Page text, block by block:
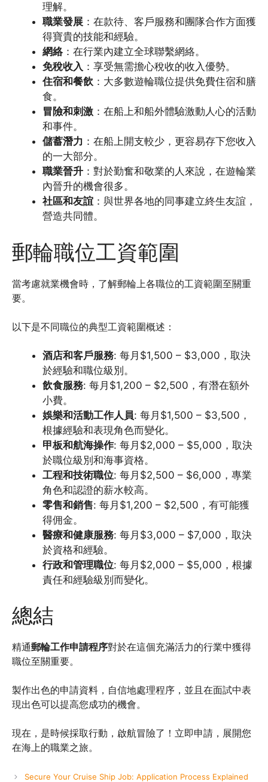
理解。
職業發展 ：在款待、客戶服務和團隊合作方面獲
得寶貴的技能和經驗。
網絡：在行業內建立全球聯繫網絡。
免稅收入 ：享受無需擔心稅收的收入優勢。
住宿和餐飲 ：大多數遊輪職位提供免費住宿和膳
食。
冒險和刺激 ：在船上和船外體驗激動人心的活動
和事件。
儲蓄潛力 ：在船上開支較少，更容易存下您收入
的一大部分。
職業晉升 ：對於勤奮和敬業的人來說，在遊輪業
內晉升的機會很多。
社區和友誼 ：與世界各地的同事建立終生友誼，
營造共同體。
郵輪職位工資範圍
當考慮就業機會時，了解郵輪上各職位的工資範圍至關重
要。
以下是不同職位的典型工資範圍概述：
酒店和客戶服務: 每月$1,500 – $3,000，取決
於經驗和職位級別。
飲食服務: 每月$1,200 – $2,500，有潛在額外
小費。
娛樂和活動工作人員: 每月$1,500 – $3,500，
根據經驗和表現角色而變化。
甲板和航海操作: 每月$2,000 – $5,000，取決
於職位級別和海事資格。
工程和技術職位: 每月$2,500 – $6,000，專業
角色和認證的薪水較高。
零售和銷售: 每月$1,200 – $2,500，有可能獲
得佣金。
醫療和健康服務: 每月$3,000 – $7,000，取決
於資格和經驗。
行政和管理職位: 每月$2,000 – $5,000，根據
責任和經驗級別而變化。
總結
精通郵輪工作申請程序對於在這個充滿活力的行業中獲得
職位至關重要。
製作出色的申請資料，自信地處理程序，並且在面試中表
現出色可以提高您成功的機會。
現在，是時候採取行動，啟航冒險了！立即申請，展開您
在海上的職業之旅。
Secure Your Cruise Ship Job: Application Process Explained